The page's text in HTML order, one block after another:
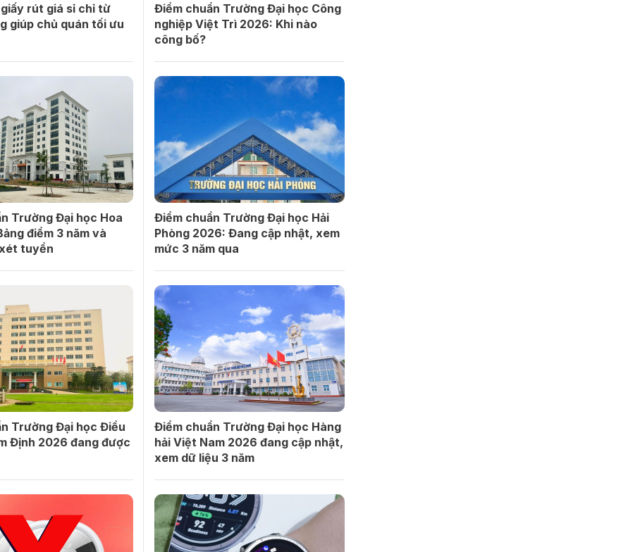
rút giá sỉ chỉ từ
giúp chủ quán tối ưu
Điểm chuẩn Trường Đại học Công
nghiệp Việt Trì 2026: Khi nào
công bố?
Trường Đại học Hoa
điểm 3 năm và
tuyển
Điểm chuẩn Trường Đại học Hải
Phòng 2026: Đang cập nhật, xem
mức 3 năm qua
Trường Đại học Điều
Định 2026 đang được
Điểm chuẩn Trường Đại học Hàng
hải Việt Nam 2026 đang cập nhật,
xem dữ liệu 3 năm